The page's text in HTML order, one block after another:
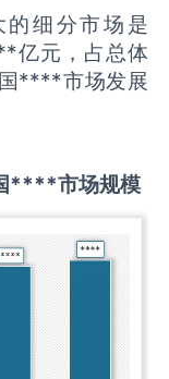
细分市场是
亿元，占总体
****市场发展
****市场规模